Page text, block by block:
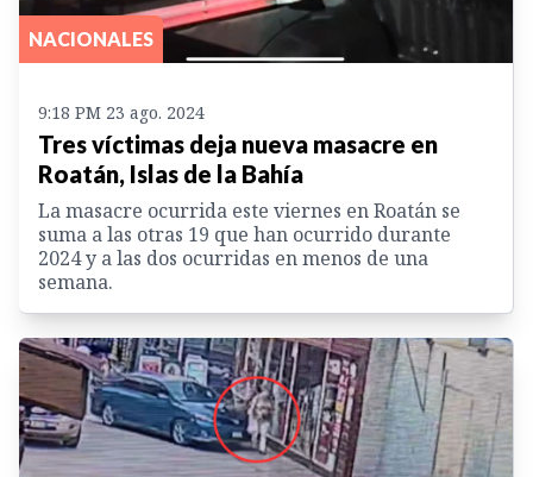
NACIONALES
9:18 PM 23 ago. 2024
Tres víctimas deja nueva masacre en
Roatán, Islas de la Bahía
La masacre ocurrida este viernes en Roatán se
suma a las otras 19 que han ocurrido durante
2024 y a las dos ocurridas en menos de una
semana.